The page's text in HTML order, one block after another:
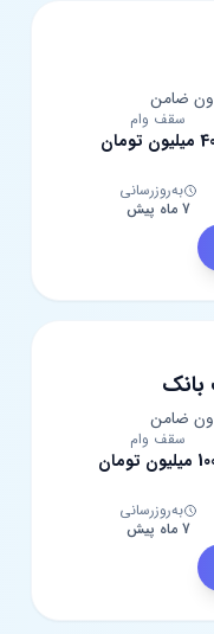
ضامن
سقف وام
تومان
به‌روزرسانی
7 ماه پیش
ضامن
سقف وام
تومان
به‌روزرسانی
7 ماه پیش